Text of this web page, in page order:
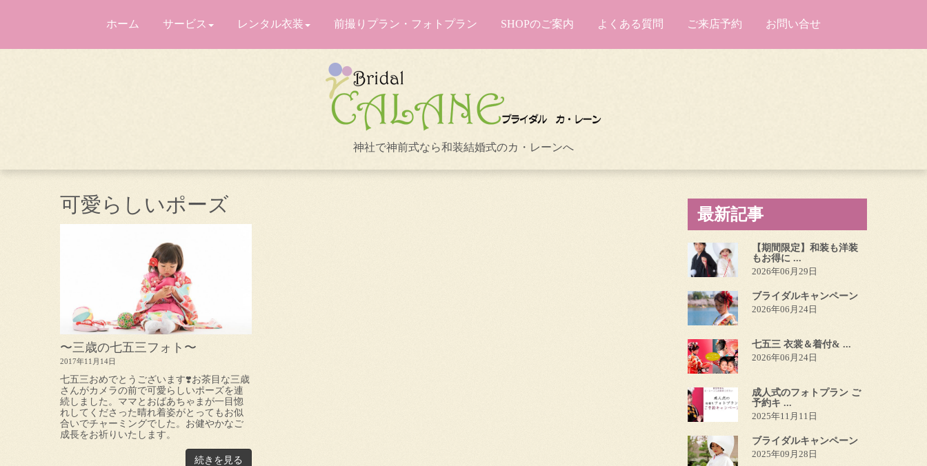
ホーム サービス レンタル衣装 前撮りプラン・フォトプラン SHOPのご案内 よくある質問 ご来店予約 お問い合せ
神社で神前式なら和装結婚式のカ・レーンへ
可愛らしいポーズ
〜三歳の七五三フォト〜
2017年11月14日
七五三おめでとうございます❣️お茶目な三歳
さんがカメラの前で可愛らしいポーズを連
続しました。ママとおばあちゃまが一目惚
れしてくださった晴れ着姿がとってもお似
合いでチャーミングでした。お健やかなご
成長をお祈りいたします。
続きを見る
最新記事
【期間限定】和装も洋装
もお得に ...
2026年06月29日
ブライダルキャンペーン
2026年06月24日
七五三 衣裳＆着付& ...
2026年06月24日
成人式のフォトプラン ご
予約キ ...
2025年11月11日
ブライダルキャンペーン
2025年09月28日